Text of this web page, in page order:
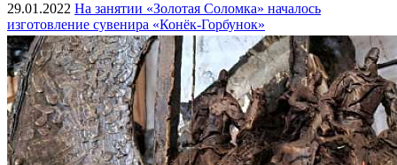
29.01.2022 На занятии «Золотая Соломка» началось
изготовление сувенира «Конёк-Горбунок»